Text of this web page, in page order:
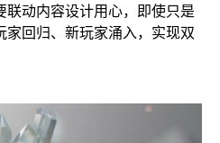
动内容设计用心，即使只是
回归、新玩家涌入，实现双